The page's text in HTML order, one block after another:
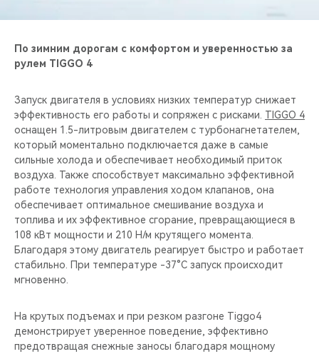
По зимним дорогам с комфортом и уверенностью за
рулем TIGGO 4
Запуск двигателя в условиях низких температур снижает
эффективность его работы и сопряжен с рисками. TIGGO 4
оснащен 1.5-литровым двигателем с турбонагнетателем,
который моментально подключается даже в самые
сильные холода и обеспечивает необходимый приток
воздуха. Также способствует максимально эффективной
работе технология управления ходом клапанов, она
обеспечивает оптимальное смешивание воздуха и
топлива и их эффективное сгорание, превращающиеся в
108 кВт мощности и 210 Н/м крутящего момента.
Благодаря этому двигатель реагирует быстро и работает
стабильно. При температуре -37°C запуск происходит
мгновенно.
На крутых подъемах и при резком разгоне Tiggo4
демонстрирует уверенное поведение, эффективно
предотвращая снежные заносы благодаря мощному